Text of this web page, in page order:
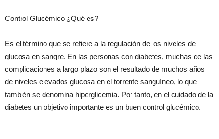
Control Glucémico ¿Qué es?
Es el término que se refiere a la regulación de los niveles de
glucosa en sangre. En las personas con diabetes, muchas de las
complicaciones a largo plazo son el resultado de muchos años
de niveles elevados glucosa en el torrente sanguíneo, lo que
también se denomina hiperglicemia. Por tanto, en el cuidado de la
diabetes un objetivo importante es un buen control glucémico.